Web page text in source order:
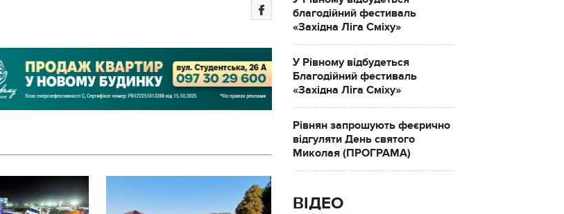
благодійний фестиваль
«Західна Ліга Сміху»
У Рівному відбудеться
Благодійний фестиваль
«Західна Ліга Сміху»
Рівнян запрошують феєрично
відгуляти День святого
Миколая (ПРОГРАМА)
ВІДЕО